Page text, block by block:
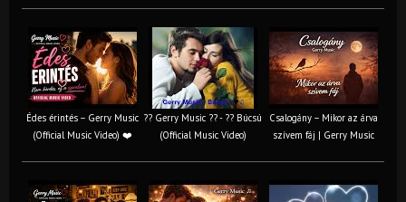
Édes érintés – Gerry Music
(Official Music Video) ❤️
?? Gerry Music ?? - ?? Búcsú
(Official Music Video)
Csalogány – Mikor az árva
szívem fáj | Gerry Music